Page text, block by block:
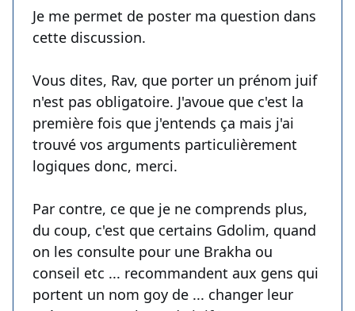
Je me permet de poster ma question dans
cette discussion.
Vous dites, Rav, que porter un prénom juif
n'est pas obligatoire. J'avoue que c'est la
première fois que j'entends ça mais j'ai
trouvé vos arguments particulièrement
logiques donc, merci.
Par contre, ce que je ne comprends plus,
du coup, c'est que certains Gdolim, quand
on les consulte pour une Brakha ou
conseil etc ... recommandent aux gens qui
portent un nom goy de ... changer leur